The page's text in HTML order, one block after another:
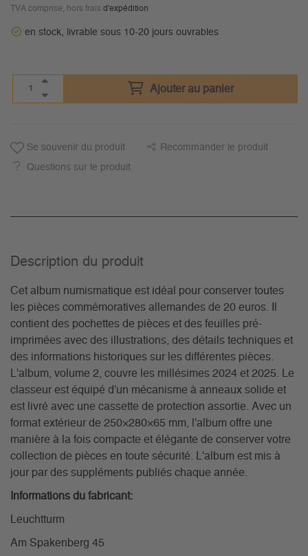
TVA comprise, hors frais d'expédition
en stock, livrable sous 10-20 jours ouvrables
Ajouter au panier
Se souvenir du produit Recommander le produit
Questions sur le produit
Description du­ produit
Cet album numismatique est idéal pour conserver toutes
les pièces commémoratives allemandes de 20 euros. Il
contient des pochettes de pièces et des feuilles pré-
imprimées avec des illustrations, des détails techniques et
des informations historiques sur les différentes pièces.
L'album, volume 2, couvre les millésimes 2024 et 2025. Le
classeur est équipé d'un mécanisme à anneaux solide et
est livré avec une cassette de protection assortie. Avec un
format extérieur de 250×280×65 mm, l'album offre une
manière à la fois compacte et élégante de conserver votre
collection de pièces en toute sécurité. L'album est mis à
jour par des suppléments publiés chaque année.
Informations du fabricant:
Leuchtturm
Am Spakenberg 45